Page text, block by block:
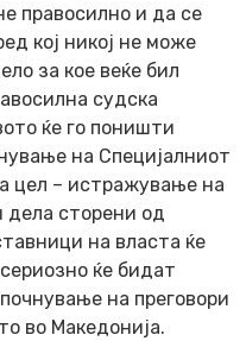
правосилно и да се
кој никој не може
за кое веќе бил
судска
ќе го поништи
на Специјалниот
цел – истражување на
дела сторени од
на власта ќе
ќе бидат
на преговори
во Македонија.